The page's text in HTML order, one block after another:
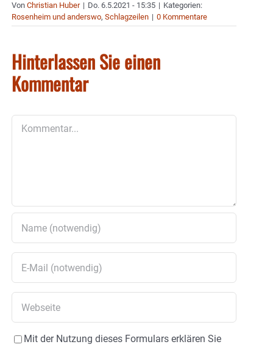
Von Christian Huber | Do. 6.5.2021 - 15:35 | Kategorien:
Rosenheim und anderswo, Schlagzeilen | 0 Kommentare
Hinterlassen Sie einen
Kommentar
Mit der Nutzung dieses Formulars erklären Sie